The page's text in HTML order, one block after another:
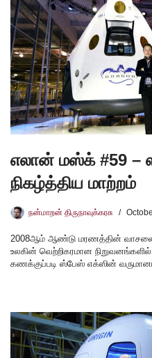
எலான் மஸ்க் #59 –
நிகழ்த்திய மாற்றம்
நன்மாறன் திருநாவுக்கரசு
2008ஆம் ஆண்டு மரணத்தின்
உலகின் வெற்றிகரமான
கணக்குப்படி ஸ்பேஸ் எக்ஸின்